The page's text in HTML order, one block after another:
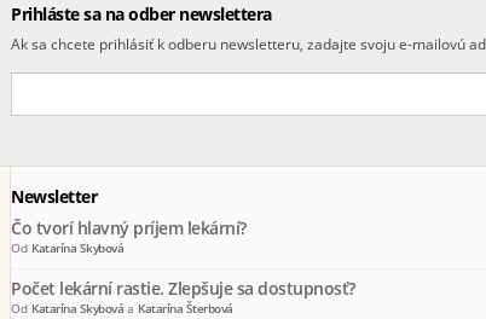
Prihláste sa na odber newslettera
Ak sa chcete prihlásiť k odberu newsletteru, zadajte svoju e-mailovú
Newsletter
Čo tvorí hlavný príjem lekární?
Od Katarína Skybová
Počet lekární rastie. Zlepšuje sa dostupnosť?
Od Katarína Skybová a Katarína Šterbová